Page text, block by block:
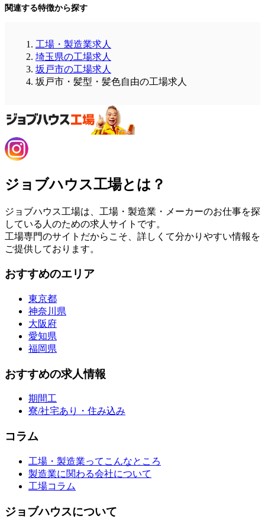
関連する特徴から探す
工場・製造業求人
埼玉県の工場求人
坂戸市の工場求人
坂戸市・髪型・髪色自由の工場求人
ジョブハウス工場とは？
ジョブハウス工場は、工場・製造業・メーカーのお仕事を探
している人のための求人サイトです。
工場専門のサイトだからこそ、詳しくて分かりやすい情報を
ご提供しております。
おすすめのエリア
東京都
神奈川県
大阪府
愛知県
福岡県
おすすめの求人情報
期間工
寮/社宅あり・住み込み
コラム
工場・製造業ってこんなところ
製造業に関わる会社について
工場コラム
ジョブハウスについて